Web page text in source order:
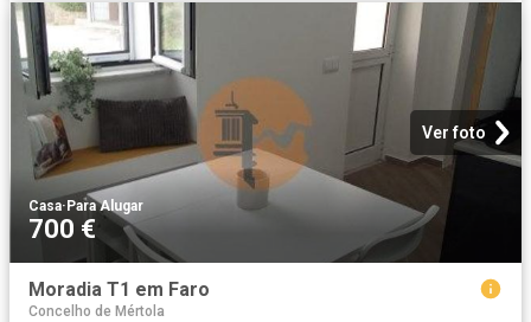
Ver foto
Casa·Para Alugar
700 €
Moradia T1 em Faro
Concelho de Mértola